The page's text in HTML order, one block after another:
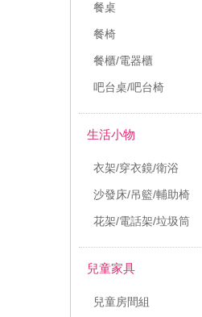
餐桌
餐椅
餐櫃/電器櫃
吧台桌/吧台椅
生活小物
衣架/穿衣鏡/衛浴
沙發床/吊籃/輔助椅
花架/電話架/垃圾筒
兒童家具
兒童房間組